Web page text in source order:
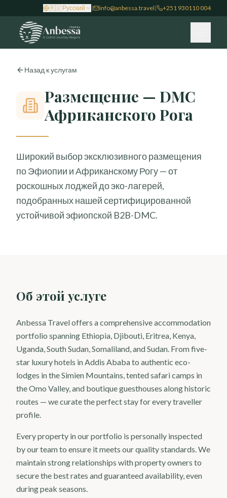
🇷🇺 Русский | info@anbessa.travel | +251 930110 004
Назад к услугам
Размещение — DMC
Африканского Рога
Широкий выбор эксклюзивного размещения
по Эфиопии и Африканскому Рогу — от
роскошных лоджей до эко-лагерей,
подобранных нашей сертифицированной
устойчивой эфиопской B2B-DMC.
Об этой услуге
Anbessa Travel offers a comprehensive accommodation
portfolio spanning Ethiopia, Djibouti, Eritrea, Kenya,
Uganda, South Sudan, Somaliland, and Sudan. From five-
star luxury hotels in Addis Ababa to authentic eco-
lodges in the Simien Mountains, tented safari camps in
the Omo Valley, and boutique guesthouses along historic
routes — we curate the perfect stay for every traveller
profile.
Every property in our portfolio is personally inspected
by our team to ensure it meets our quality standards. We
maintain strong relationships with property owners to
secure the best rates and guaranteed availability, even
during peak seasons.